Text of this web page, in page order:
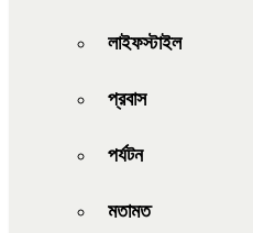
লাইফস্টাইল
প্রবাস
পর্যটন
মতামত